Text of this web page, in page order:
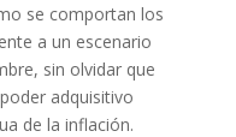
se comportan los
a un escenario
sin olvidar que
adquisitivo
de la inflación.